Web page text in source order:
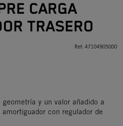
CARGA
TRASERO
Ref: 47104905000
y un valor añadido a
con regulador de